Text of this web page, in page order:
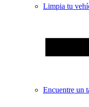
Limpia tu
Encuentre un